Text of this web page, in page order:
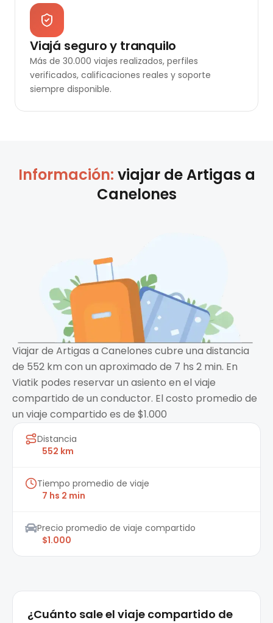
Viajá seguro y tranquilo
Más de 30.000 viajes realizados, perfiles
verificados, calificaciones reales y soporte
siempre disponible.
Información: viajar deArtigas a
Canelones
Viajar de Artigas a Canelones cubre una distancia
de 552 km con un aproximado de 7 hs 2 min. En
Viatik podes reservar un asiento en el viaje
compartido de un conductor. El costo promedio de
un viaje compartido es de $1.000
Distancia
552 km
Tiempo promedio de viaje
7 hs 2 min
Precio promedio de viaje compartido
$1.000
¿Cuánto sale el viaje compartido de